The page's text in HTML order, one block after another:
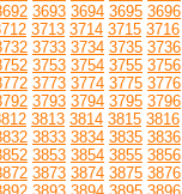
3693 3694 3695 3696
3713 3714 3715 3716
3733 3734 3735 3736
3753 3754 3755 3756
3773 3774 3775 3776
3793 3794 3795 3796
3813 3814 3815 3816
3833 3834 3835 3836
3853 3854 3855 3856
3873 3874 3875 3876